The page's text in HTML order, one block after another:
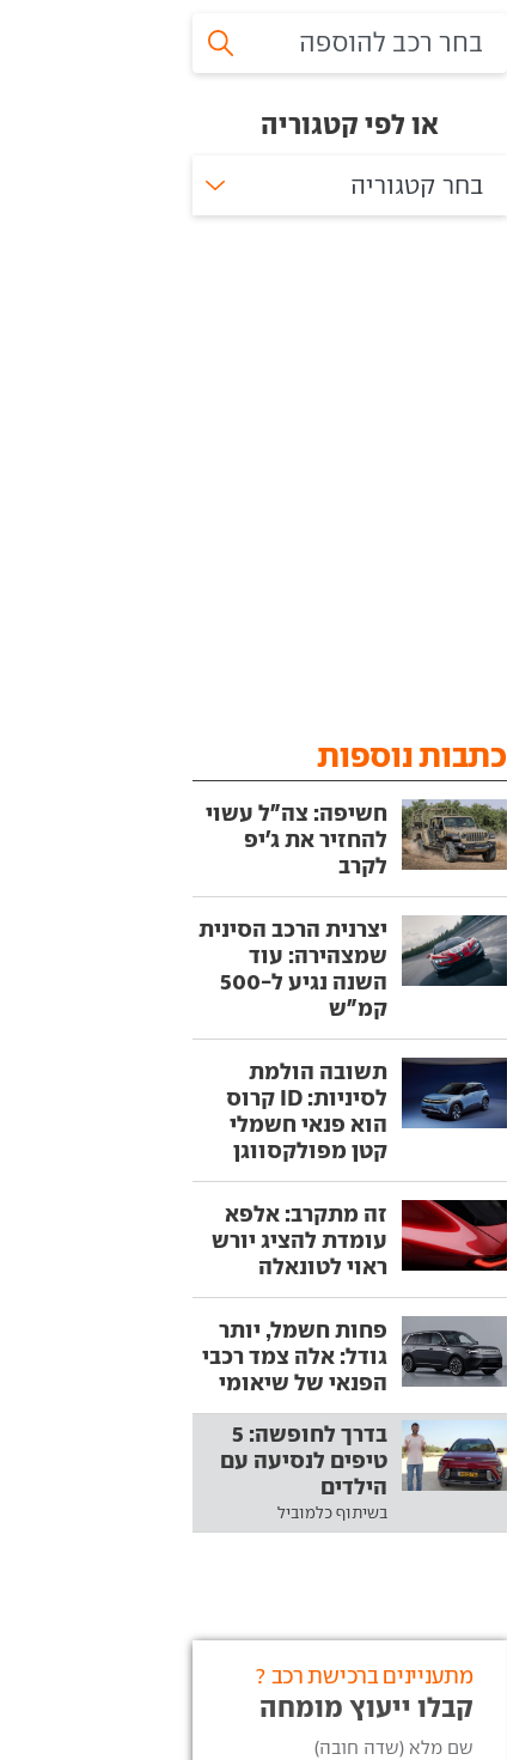
או לפי קטגוריה
בחר קטגוריה
כתבות נוספות
חשיפה: צה"ל עשוי
להחזיר את ג'יפ
לקרב
יצרנית הרכב הסינית
שמצהירה: עוד
השנה נגיע ל-500
קמ"ש
תשובה הולמת
לסיניות: ID קרוס
הוא פנאי חשמלי
קטן מפולקסווגן
זה מתקרב: אלפא
עומדת להציג יורש
ראוי לטונאלה
פחות חשמל, יותר
גודל: אלה צמד רכבי
הפנאי של שיאומי
בדרך לחופשה: 5
טיפים לנסיעה עם
הילדים
בשיתוף כלמוביל
מתעניינים ברכישת רכב ?
קבלו ייעוץ מומחה
שם מלא (שדה חובה)